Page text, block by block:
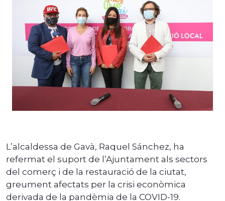
L’alcaldessa de Gavà, Raquel Sánchez, ha
refermat el suport de l’Ajuntament als sectors
del comerç i de la restauració de la ciutat,
greument afectats per la crisi econòmica
derivada de la pandèmia de la COVID-19.